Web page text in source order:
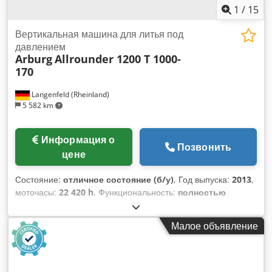
1 / 15
Langenfeld (Rheinland)
5 582 km
Вертикальная машина для литья под
давлением
ArburgAllrounder 1200 T 1000-
170
цене
Позвонить
Состояние: отличное состояние (б/у), Год выпуска: 2013,
моточасы: 22 420 h, Функциональность: полностью
, усилие зажима:
винта:20 мм, рабочий объём:31 см³, усилие
выталкивателя:
, ход эжектора:175 мм, общая
длина:4 200 мм
4 300 кг
Малое объявление